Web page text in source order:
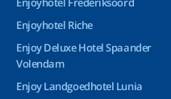
Enjoyhotel Riche
Enjoy Deluxe Hotel Spaander
Volendam
Enjoy Landgoedhotel Lunia